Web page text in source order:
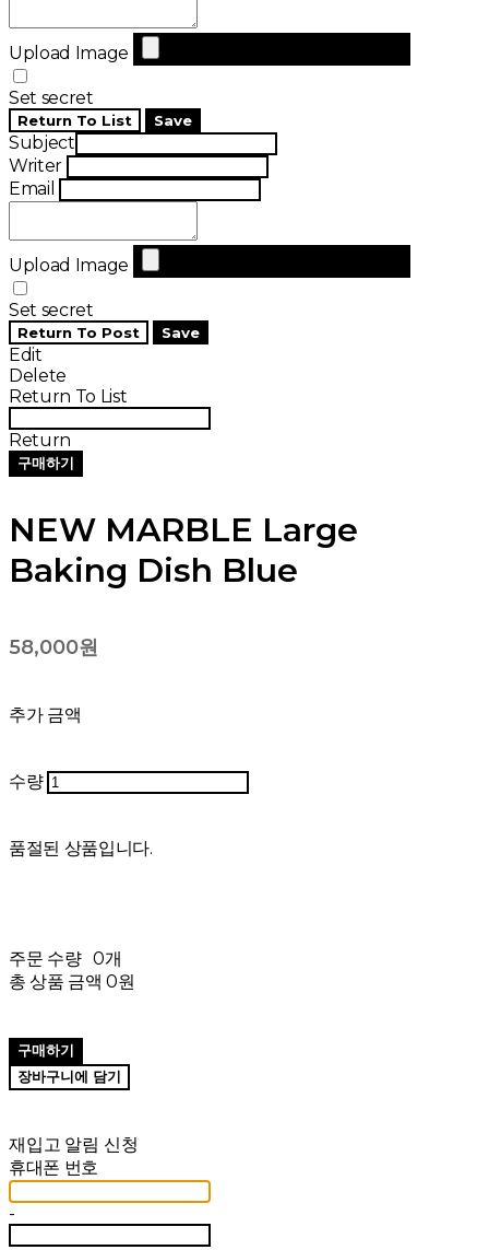
Upload Image
Set secret
Return To List Save
Subject
Writer
Email
Upload Image
Set secret
Return To Post Save
Edit
Delete
Return To List
Return
구매하기
NEW MARBLE Large
Baking Dish Blue
58,000원
추가 금액
수량
품절된 상품입니다.
주문 수량 0개
총 상품 금액 0원
구매하기
장바구니에 담기
재입고 알림 신청
휴대폰 번호
-